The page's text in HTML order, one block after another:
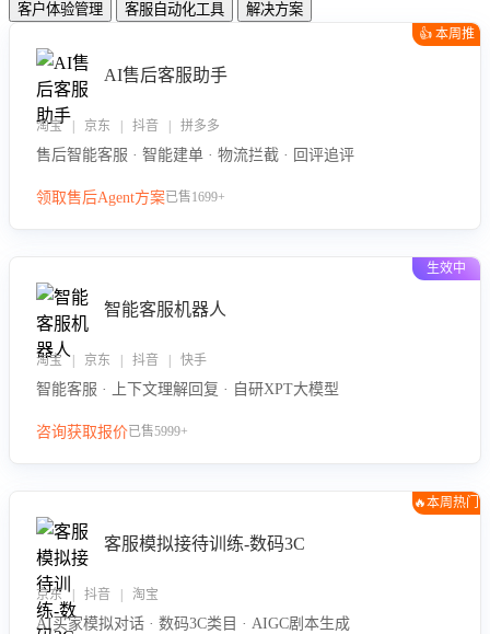
客户体验管理
客服自动化工具 解决方案
👍 本周推
AI售后客服助手
淘宝 | 京东 | 抖音 | 拼多多
售后智能客服 · 智能建单 · 物流拦截 · 回评追评
领取售后Agent方案已售1699+
生效中
智能客服机器人
淘宝 | 京东 | 抖音 | 快手
智能客服 · 上下文理解回复 · 自研XPT大模型
咨询获取报价已售5999+
🔥本周热门
客服模拟接待训练-数码3C
京东 | 抖音 | 淘宝
AI买家模拟对话 · 数码3C类目 · AIGC剧本生成